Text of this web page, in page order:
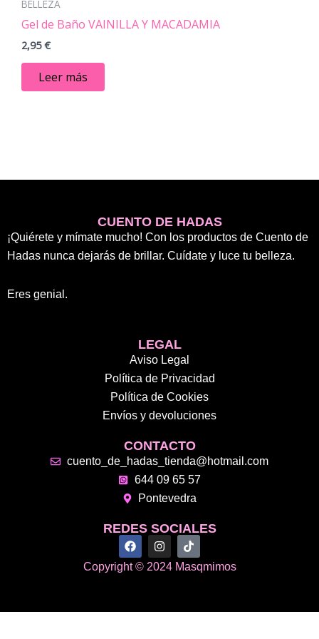
BELLEZA
Gel de Baño VAINILLA Y MACADAMIA
2,95€
Leer más
CUENTO DE HADAS
¡Quiérete y mímate mucho! Con los productos de Cuento de
Hadas nunca dejarás de brillar. Cuídate y luce tu belleza.
Eres genial.
LEGAL
Aviso Legal
Política de Privacidad
Política de Cookies
Envíos y devoluciones
CONTACTO
cuento_de_hadas_tienda@hotmail.com
644 09 65 57
Pontevedra
REDES SOCIALES
F
a
c
e
o
I
n
s
t
r
T
i
k
t
Copyright © 2024 Masqmimos